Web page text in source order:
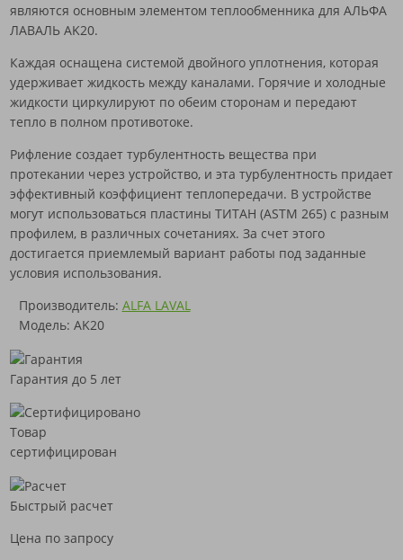
являются основным элементом теплообменника для АЛЬФА
ЛАВАЛЬ AK20.
Каждая оснащена системой двойного уплотнения, которая
удерживает жидкость между каналами. Горячие и холодные
жидкости циркулируют по обеим сторонам и передают
тепло в полном противотоке.
Рифление создает турбулентность вещества при
протекании через устройство, и эта турбулентность придает
эффективный коэффициент теплопередачи. В устройстве
могут использоваться пластины ТИТАН (ASTM 265) с разным
профилем, в различных сочетаниях. За счет этого
достигается приемлемый вариант работы под заданные
условия использования.
Производитель: ALFA LAVAL
Модель: AK20
Гарантия до 5 лет
Товар
сертифицирован
Быстрый расчет
Цена по запросу